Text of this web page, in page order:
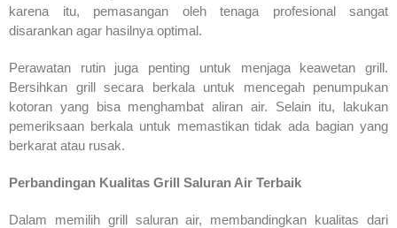
karena itu, pemasangan oleh tenaga profesional sangat
disarankan agar hasilnya optimal.
Perawatan rutin juga penting untuk menjaga keawetan grill.
Bersihkan grill secara berkala untuk mencegah penumpukan
kotoran yang bisa menghambat aliran air. Selain itu, lakukan
pemeriksaan berkala untuk memastikan tidak ada bagian yang
berkarat atau rusak.
Perbandingan Kualitas Grill Saluran Air Terbaik
Dalam memilih grill saluran air, membandingkan kualitas dari